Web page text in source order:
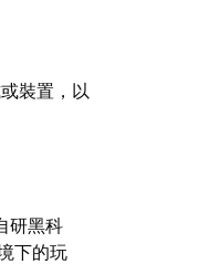
裝置，以
研黑科
下的玩